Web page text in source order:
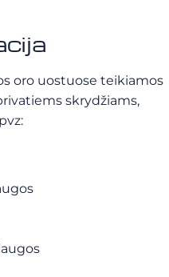
oro uostuose teikiamos
skrydžiams,